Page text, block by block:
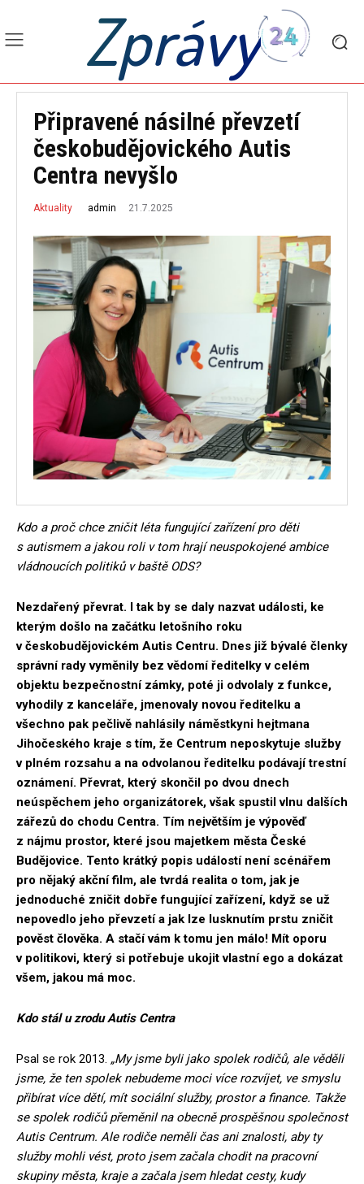
Zprávy
Připravené násilné převzetí
českobudějovického Autis
Centra nevyšlo
Aktuality admin 21.7.2025
Kdo a proč chce zničit léta fungující zařízení pro děti
s autismem a jakou roli v tom hrají neuspokojené ambice
vládnoucích politiků v baště ODS?
Nezdařený převrat. I tak by se daly nazvat události, ke
kterým došlo na začátku letošního roku
v českobudějovickém Autis Centru. Dnes již bývalé členky
správní rady vyměnily bez vědomí ředitelky v celém
objektu bezpečnostní zámky, poté ji odvolaly z funkce,
vyhodily z kanceláře, jmenovaly novou ředitelku a
všechno pak pečlivě nahlásily náměstkyni hejtmana
Jihočeského kraje s tím, že Centrum neposkytuje služby
v plném rozsahu a na odvolanou ředitelku podávají trestní
oznámení. Převrat, který skončil po dvou dnech
neúspěchem jeho organizátorek, však spustil vlnu dalších
zářezů do chodu Centra. Tím největším je výpověď
z nájmu prostor, které jsou majetkem města České
Budějovice. Tento krátký popis událostí není scénářem
pro nějaký akční film, ale tvrdá realita o tom, jak je
jednoduché zničit dobře fungující zařízení, když se už
nepovedlo jeho převzetí a jak lze lusknutím prstu zničit
pověst člověka. A stačí vám k tomu jen málo! Mít oporu
v politikovi, který si potřebuje ukojit vlastní ego a dokázat
všem, jakou má moc.
Kdo stál u zrodu Autis Centra
Psal se rok 2013. „My jsme byli jako spolek rodičů, ale věděli
jsme, že ten spolek nebudeme moci více rozvíjet, ve smyslu
přibírat více dětí, mít sociální služby, prostor a finance. Takže
se spolek rodičů přeměnil na obecně prospěšnou společnost
Autis Centrum. Ale rodiče neměli čas ani znalosti, aby ty
služby mohli vést, proto jsem začala chodit na pracovní
skupiny města, kraje a začala jsem hledat cesty, kudy